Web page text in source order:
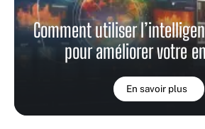
Comment utiliser
pour améliorer votre
En savoir plus